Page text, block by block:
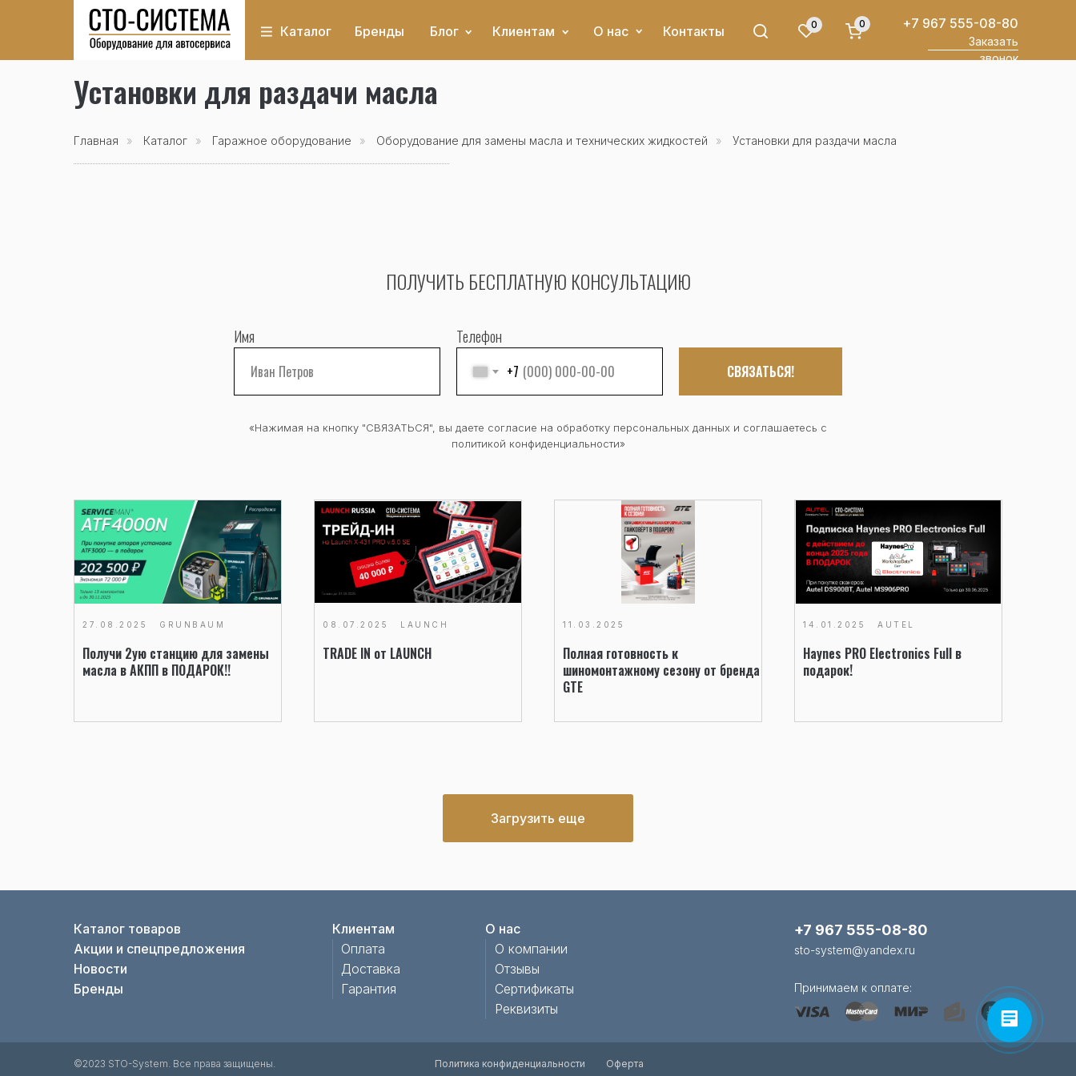
Контакты
Каталог 0 0 +7 967 555-08-80
Заказать
звонок
Клиентам О нас
Бренды Блог
Установки для раздачи масла
Главная » Каталог » Гаражное оборудование » Оборудование для замены масла и технических жидкостей » Установки для раздачи масла
ПОЛУЧИТЬ БЕСПЛАТНУЮ КОНСУЛЬТАЦИЮ
Имя Телефон
+7 СВЯЗАТЬСЯ!
«Нажимая на кнопку "СВЯЗАТЬСЯ", вы даете согласие на обработку персональных данных и соглашаетесь c
политикой конфиденциальности»
27.08.2025 GRUNBAUM
Получи 2ую станцию для замены
масла в АКПП в ПОДАРОК!!
08.07.2025 LAUNCH
TRADE IN от LAUNCH
11.03.2025
Полная готовность к
шиномонтажному сезону от бренда
GTE
14.01.2025 AUTEL
Haynes PRO Electronics Full в
подарок!
Загрузить еще
Каталог товаров
Акции и спецпредложения
Новости
Бренды
Клиентам
Оплата
Доставка
Гарантия
О нас
О компании
Отзывы
Сертификаты
Реквизиты
+7 967 555-08-80
sto-system@yandex.ru
Принимаем к оплате:
Заказать звонок
©2023 STO-System. Все права защищены. Политика конфиденциальности Оферта